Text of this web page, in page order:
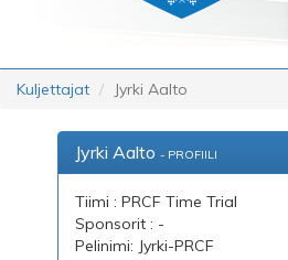
Kuljettajat Jyrki Aalto
Jyrki Aalto - PROFIILI
Tiimi : PRCF Time Trial
Sponsorit : -
Pelinimi: Jyrki-PRCF